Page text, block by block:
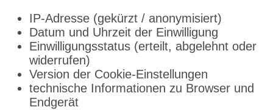
IP-Adresse (gekürzt / anonymisiert)
Datum und Uhrzeit der Einwilligung
Einwilligungsstatus (erteilt, abgelehnt oder
widerrufen)
Version der Cookie-Einstellungen
technische Informationen zu Browser und
Endgerät